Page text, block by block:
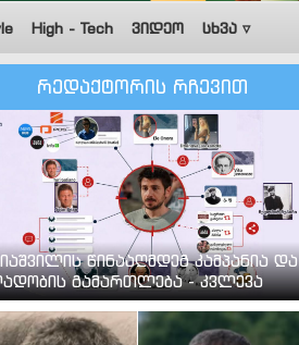
High - Tech ვიდეო სხვა ▿
რედაქტორის რჩევით
წინააღმდეგ კამპანია და
გამართლება - კვლევა